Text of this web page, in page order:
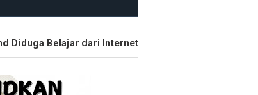
Belajar dari Internet